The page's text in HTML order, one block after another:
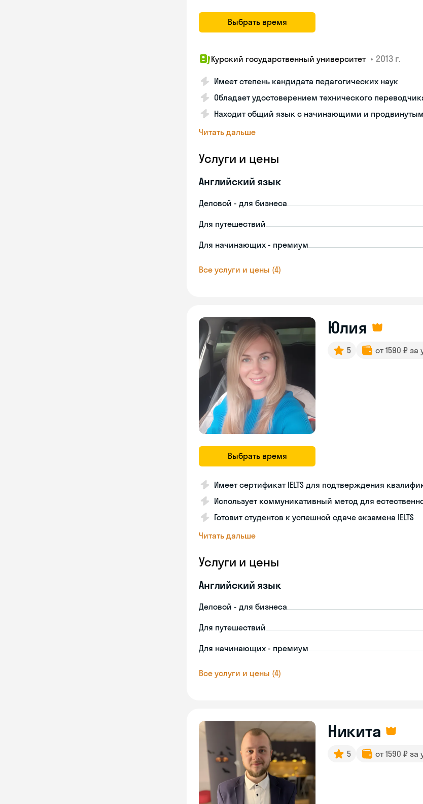
Выбрать время
Курский государственный университет • 2013 г.
Имеет степень кандидата педагогических наук
Обладает удостоверением технического
Находит общий язык с начинающими и
Читать дальше
Услуги и цены
Английский язык
Деловой - для бизнеса
Для путешествий
Для начинающих - премиум
Все услуги и цены (4)
Выбрать время
Юлия
5 от 1590 ₽ за
Имеет сертификат IELTS для подтверждения
Использует коммуникативный метод для
Готовит студентов к успешной сдаче экзамена IELTS
Читать дальше
Услуги и цены
Английский язык
Деловой - для бизнеса
Для путешествий
Для начинающих - премиум
Все услуги и цены (4)
Никита
5 от 1590 ₽ за